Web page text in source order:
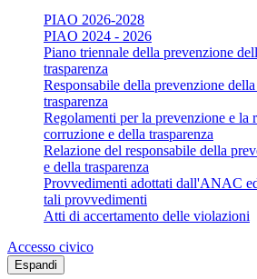
PIAO 2026-2028
PIAO 2024 - 2026
Piano triennale della prevenzione
trasparenza
Responsabile della prevenzione
trasparenza
Regolamenti per la prevenzione e la
corruzione e della trasparenza
Relazione del responsabile della
e della trasparenza
Provvedimenti adottati dall'ANAC
tali provvedimenti
Atti di accertamento delle violazioni
Accesso civico
Espandi